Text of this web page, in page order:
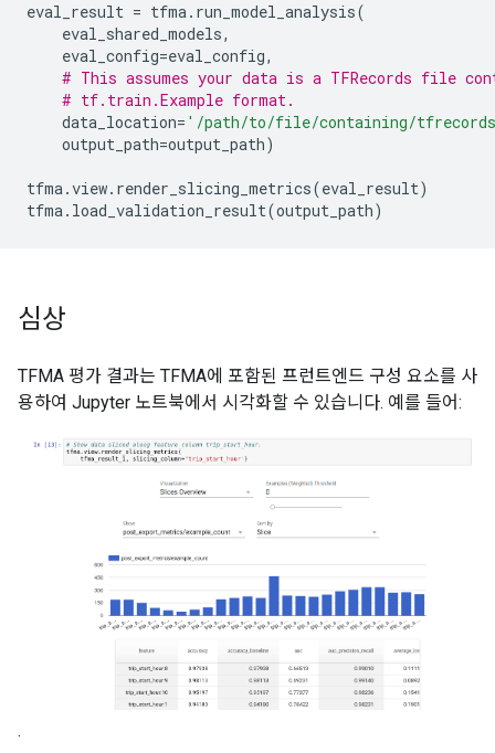
eval_result = tfma. run_model_analysis(
eval_shared_models,
eval_config=eval_config,
# This assumes your data is a TFRecords file
# tf.train.Example format.
data_location= '/path/to/file/containing/
output_path=output_path)
tfma.view. render_slicing_metrics(eval_result)
tfma. load_validation_result(output_path)
심상
TFMA 평가 결과는 TFMA에 포함된 프런트엔드 구성 요소를 사
용하여 Jupyter 노트북에서 시각화할 수 있습니다. 예를 들어:
.